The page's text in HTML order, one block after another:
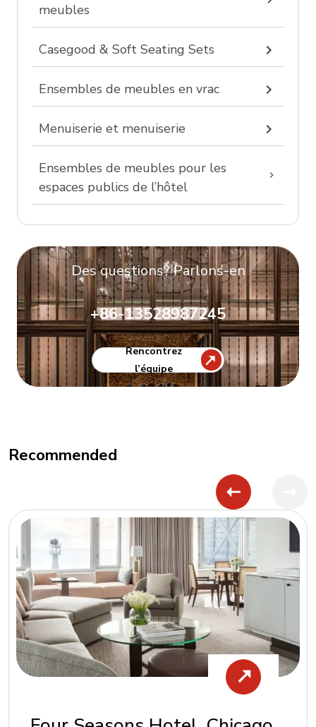
meubles
Casegood & Soft Seating Sets
Ensembles de meubles en vrac
Menuiserie et menuiserie
Ensembles de meubles pour les
espaces publics de l’hôtel
Des questions? Parlons-en
+86-13528987245
Rencontrez
l’équipe
Recommended